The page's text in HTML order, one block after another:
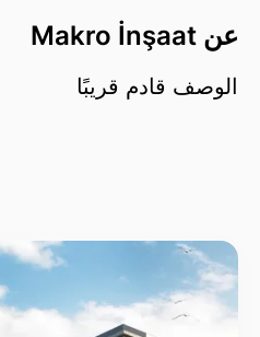
عن Makro İnşaat
الوصف قادم قريبًا